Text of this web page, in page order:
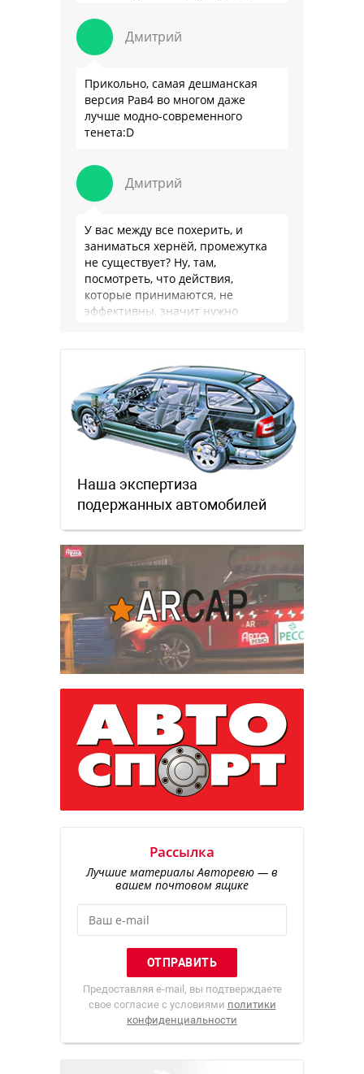
Дмитрий
Прикольно, самая дешманская
версия Рав4 во многом даже
лучше модно-современного
тенета:D
Дмитрий
У вас между все похерить, и
заниматься хернёй, промежутка
не существует? Ну, там,
посмотреть, что действия,
которые принимаются, не
эффективны, значит нужно
Наша экспертиза
подержанных автомобилей
Рассылка
Лучшие материалы Авторевю — в
вашем почтовом ящике
Предоставляя e-mail, вы подтверждаете
свое согласие с условиями политики
конфиденциальности